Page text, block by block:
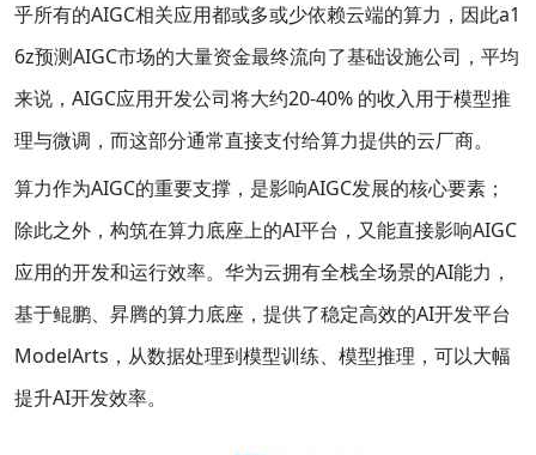
乎所有的AIGC相关应用都或多或少依赖云端的算力，因此a1
6z预测AIGC市场的大量资金最终流向了基础设施公司，平均
来说，AIGC应用开发公司将大约20-40% 的收入用于模型推
理与微调，而这部分通常直接支付给算力提供的云厂商。
算力作为AIGC的重要支撑，是影响AIGC发展的核心要素；
除此之外，构筑在算力底座上的AI平台，又能直接影响AIGC
应用的开发和运行效率。华为云拥有全栈全场景的AI能力，
基于鲲鹏、昇腾的算力底座，提供了稳定高效的AI开发平台
ModelArts，从数据处理到模型训练、模型推理，可以大幅
提升AI开发效率。